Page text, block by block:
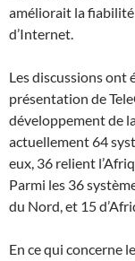
améliorait la
d’Internet.
Les discussions ont
présentation de
développement de
actuellement 64
eux, 36 relient
Parmi les 36
du Nord, et 15
En ce qui concerne